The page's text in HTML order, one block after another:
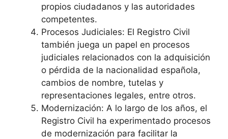
propios ciudadanos y las autoridades
competentes.
Procesos Judiciales: El Registro Civil
también juega un papel en procesos
judiciales relacionados con la adquisición
o pérdida de la nacionalidad española,
cambios de nombre, tutelas y
representaciones legales, entre otros.
Modernización: A lo largo de los años, el
Registro Civil ha experimentado procesos
de modernización para facilitar la